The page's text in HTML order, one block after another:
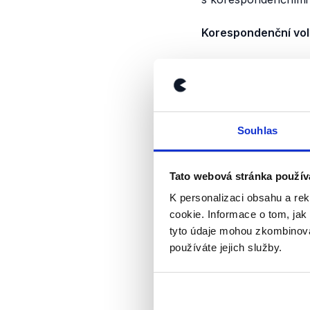
Souhlas
Tato webová stránka
K personalizaci obsahu a
cookie. Informace o tom,
tyto údaje mohou
používáte jejich služby.
Korespondenční
hlasování důvod
bez nutnosti udání
přidávati další státy.
I přesto, že je v
z nich tuto volbu
Závěr
ve kterém tvrdí, že
Pekarové